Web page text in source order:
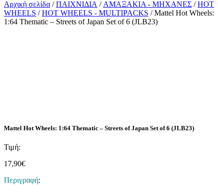
Αρχική σελίδα /ΠΑΙΧΝΙΔΙΑ / ΑΜΑΞΑΚΙΑ - ΜΗΧΑΝΕΣ /HOT
WHEELS /HOT WHEELS - MULTIPACKS / Mattel Hot Wheels:
1:64 Thematic – Streets of Japan Set of 6 (JLB23)
Mattel Hot Wheels: 1:64 Thematic – Streets of Japan Set of 6 (JLB23)
Τιμή:
17,90€
Περιγραφή: